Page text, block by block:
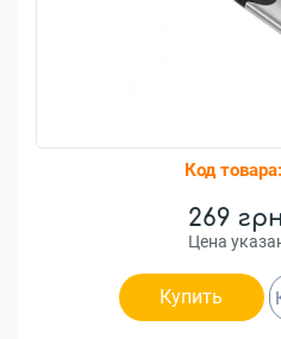
Код товара:
269
Цена
Купить